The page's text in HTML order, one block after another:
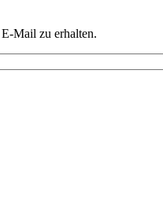
Mail zu erhalten.